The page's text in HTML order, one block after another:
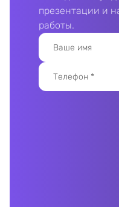
презентации и
работы.